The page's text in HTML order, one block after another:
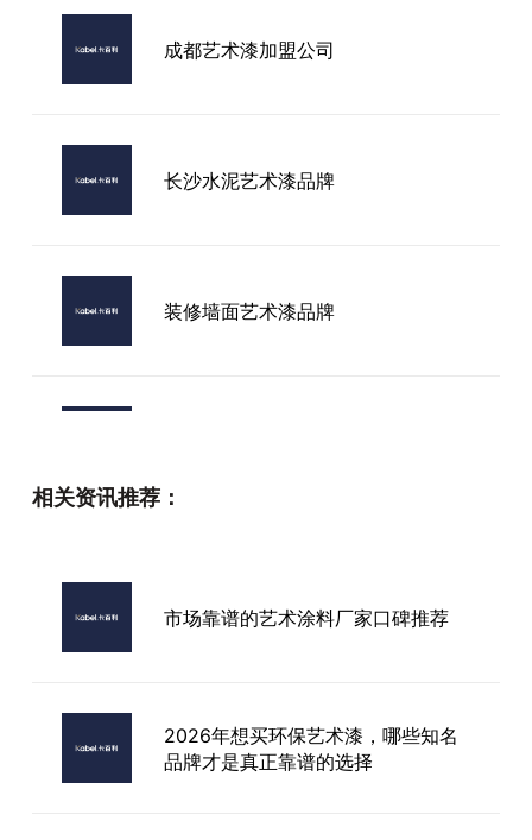
成都艺术漆加盟公司
长沙水泥艺术漆品牌
装修墙面艺术漆品牌
相关资讯推荐：
市场靠谱的艺术涂料厂家口碑推荐
2026年想买环保艺术漆，哪些知名
品牌才是真正靠谱的选择